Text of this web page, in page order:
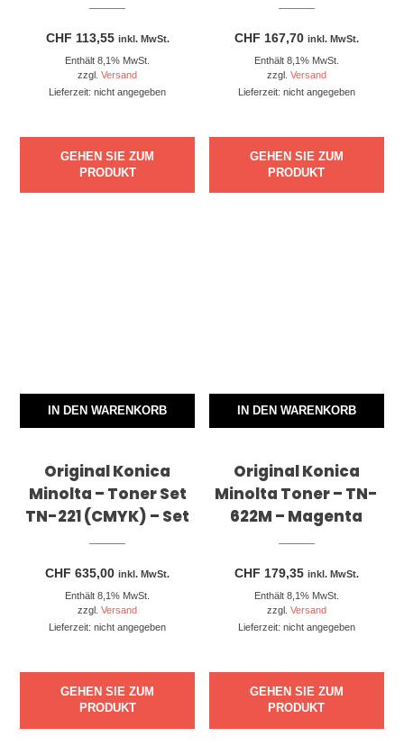
CHF 113,55 inkl. MwSt.
Enthält 8,1% MwSt.
zzgl.Versand
Lieferzeit: nicht angegeben
GEHEN SIE ZUM
PRODUKT
CHF 167,70 inkl. MwSt.
Enthält 8,1% MwSt.
zzgl. Versand
Lieferzeit: nicht angegeben
GEHEN SIE ZUM
PRODUKT
IN DEN WARENKORB
Original Konica
Minolta – Toner Set
TN-221 (CMYK) – Set
CHF 635,00 inkl. MwSt.
Enthält 8,1% MwSt.
zzgl.Versand
Lieferzeit: nicht angegeben
GEHEN SIE ZUM
PRODUKT
IN DEN WARENKORB
Original Konica
Minolta Toner – TN-
622M – Magenta
CHF 179,35 inkl. MwSt.
Enthält 8,1% MwSt.
zzgl. Versand
Lieferzeit: nicht angegeben
GEHEN SIE ZUM
PRODUKT